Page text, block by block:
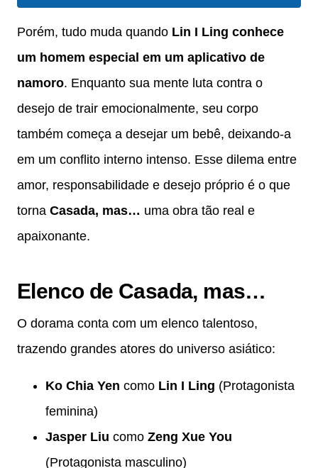
Porém, tudo muda quando Lin I Ling conhece
um homem especial em um aplicativo de
namoro. Enquanto sua mente luta contra o
desejo de trair emocionalmente, seu corpo
também começa a desejar um bebê, deixando-a
em um conflito interno intenso. Esse dilema entre
amor, responsabilidade e desejo próprio é o que
torna Casada, mas… uma obra tão real e
apaixonante.
Elenco de Casada, mas…
O dorama conta com um elenco talentoso,
trazendo grandes atores do universo asiático:
Ko Chia Yen como Lin I Ling (Protagonista
feminina)
Jasper Liu como Zeng Xue You
(Protagonista masculino)